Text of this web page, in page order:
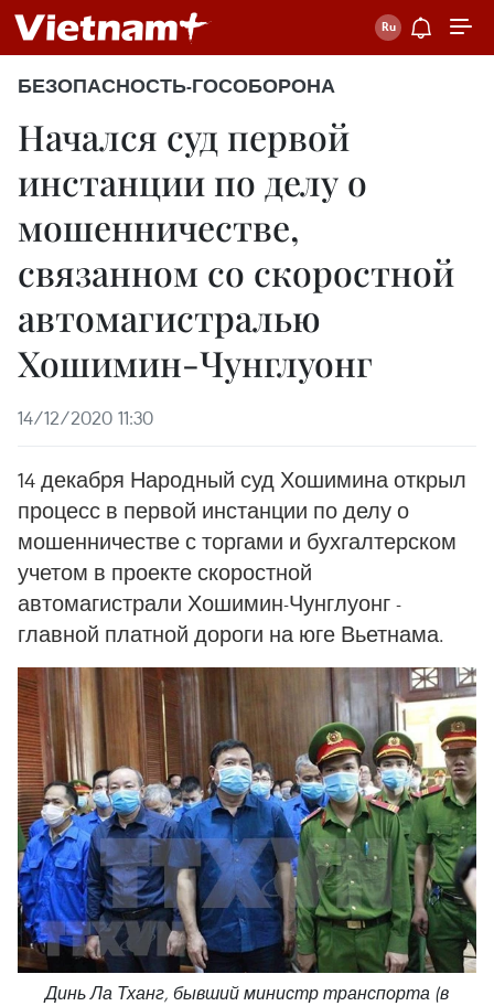
БЕЗОПАСНОСТЬ-ГОСОБОРОНА
Начался суд первой
инстанции по делу о
мошенничестве,
связанном со скоростной
автомагистралью
Хошимин-Чунглуонг
14/12/2020 11:30
14 декабря Народный суд Хошимина открыл
процесс в первой инстанции по делу о
мошенничестве с торгами и бухгалтерском
учетом в проекте скоростной
автомагистрали Хошимин-Чунглуонг -
главной платной дороги на юге Вьетнама.
Динь Ла Тханг, бывший министр транспорта (в